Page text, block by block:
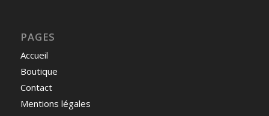
PAGES
Accueil
Boutique
Contact
Mentions légales